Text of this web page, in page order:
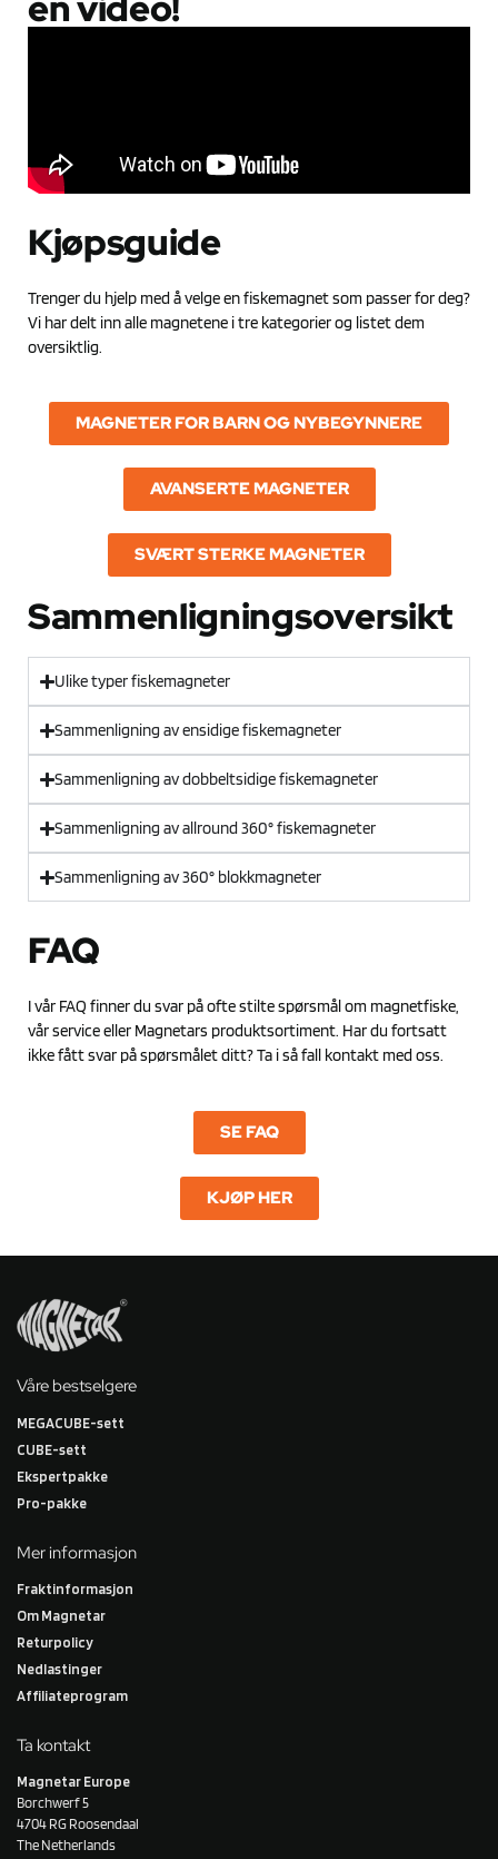
Kjøpsguide
Trenger du hjelp med å velge en fiskemagnet som passer for deg?
Vi har delt inn alle magnetene i tre kategorier og listet dem
oversiktlig.
MAGNETER FOR BARN OG NYBEGYNNERE
AVANSERTE MAGNETER
SVÆRT STERKE MAGNETER
Sammenligningsoversikt
Ulike typer fiskemagneter
Sammenligning av ensidige fiskemagneter
Sammenligning av dobbeltsidige fiskemagneter
Sammenligning av allround 360° fiskemagneter
Sammenligning av 360° blokkmagneter
FAQ
I vår FAQ finner du svar på ofte stilte spørsmål om magnetfiske,
vår service eller Magnetars produktsortiment. Har du fortsatt
ikke fått svar på spørsmålet ditt? Ta i så fall kontakt med oss.
SE FAQ
KJØP HER
Våre bestselgere
MEGACUBE-sett
CUBE-sett
Ekspertpakke
Pro-pakke
Mer informasjon
Fraktinformasjon
Om Magnetar
Returpolicy
Nedlastinger
Affiliateprogram
Ta kontakt
Magnetar Europe
Borchwerf 5
4704 RG Roosendaal
The Netherlands